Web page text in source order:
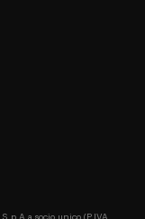
a socio unico (P.IVA